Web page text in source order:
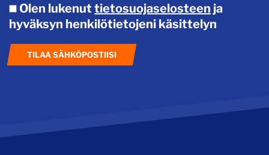
Olen lukenut tietosuojaselosteen ja
hyväksyn henkilötietojeni käsittelyn
TILAA SÄHKÖPOSTIISI